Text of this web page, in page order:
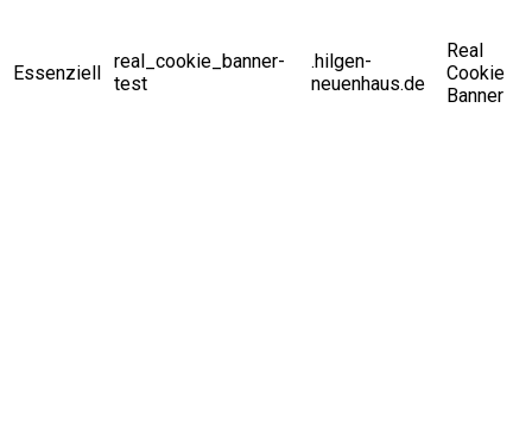
Essenziell
real_cookie_banner-
test
.hilgen-
neuenhaus.de
Real
Cookie
Banner